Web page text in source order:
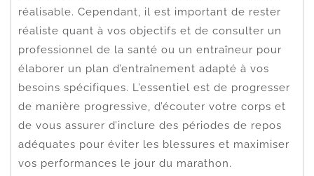
réalisable. Cependant, il est important de rester
réaliste quant à vos objectifs et de consulter un
professionnel de la santé ou un entraîneur pour
élaborer un plan d’entraînement adapté à vos
besoins spécifiques. L’essentiel est de progresser
de manière progressive, d’écouter votre corps et
de vous assurer d’inclure des périodes de repos
adéquates pour éviter les blessures et maximiser
vos performances le jour du marathon.